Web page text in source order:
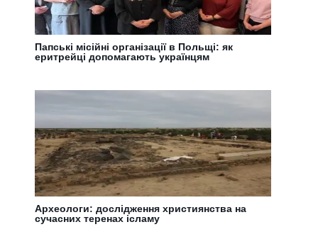
Папські місійні організації в Польщі: як
еритрейці допомагають українцям
Археологи: дослідження християнства на
сучасних теренах ісламу